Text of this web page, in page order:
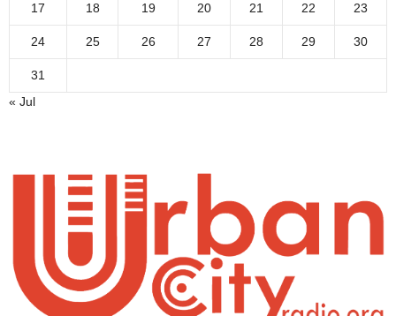
17 18 19 20 21 22 23
24 25 26 27 28 29 30
31
« Jul